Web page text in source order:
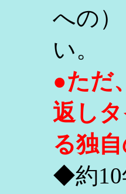
への
い。
●ただ
返し
る独
◆約10